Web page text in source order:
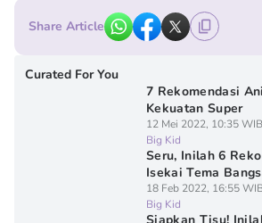
Share Article
Curated For You
7 Rekomendasi
Kekuatan Super
12 Mei 2022, 10:35 WIB
Big Kid
Seru, Inilah 6
Isekai Tema
18 Feb 2022, 16:55
Big Kid